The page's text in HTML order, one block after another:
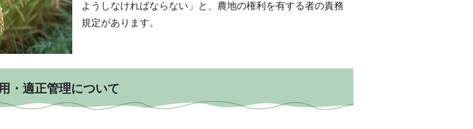
ようしなければならない」と、農地の権利を有する者の責務
規定があります。
・適正管理について